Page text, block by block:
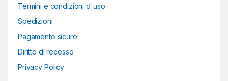
Termini e condizioni d'uso
Spedizioni
Pagamento sicuro
Diritto di recesso
Privacy Policy